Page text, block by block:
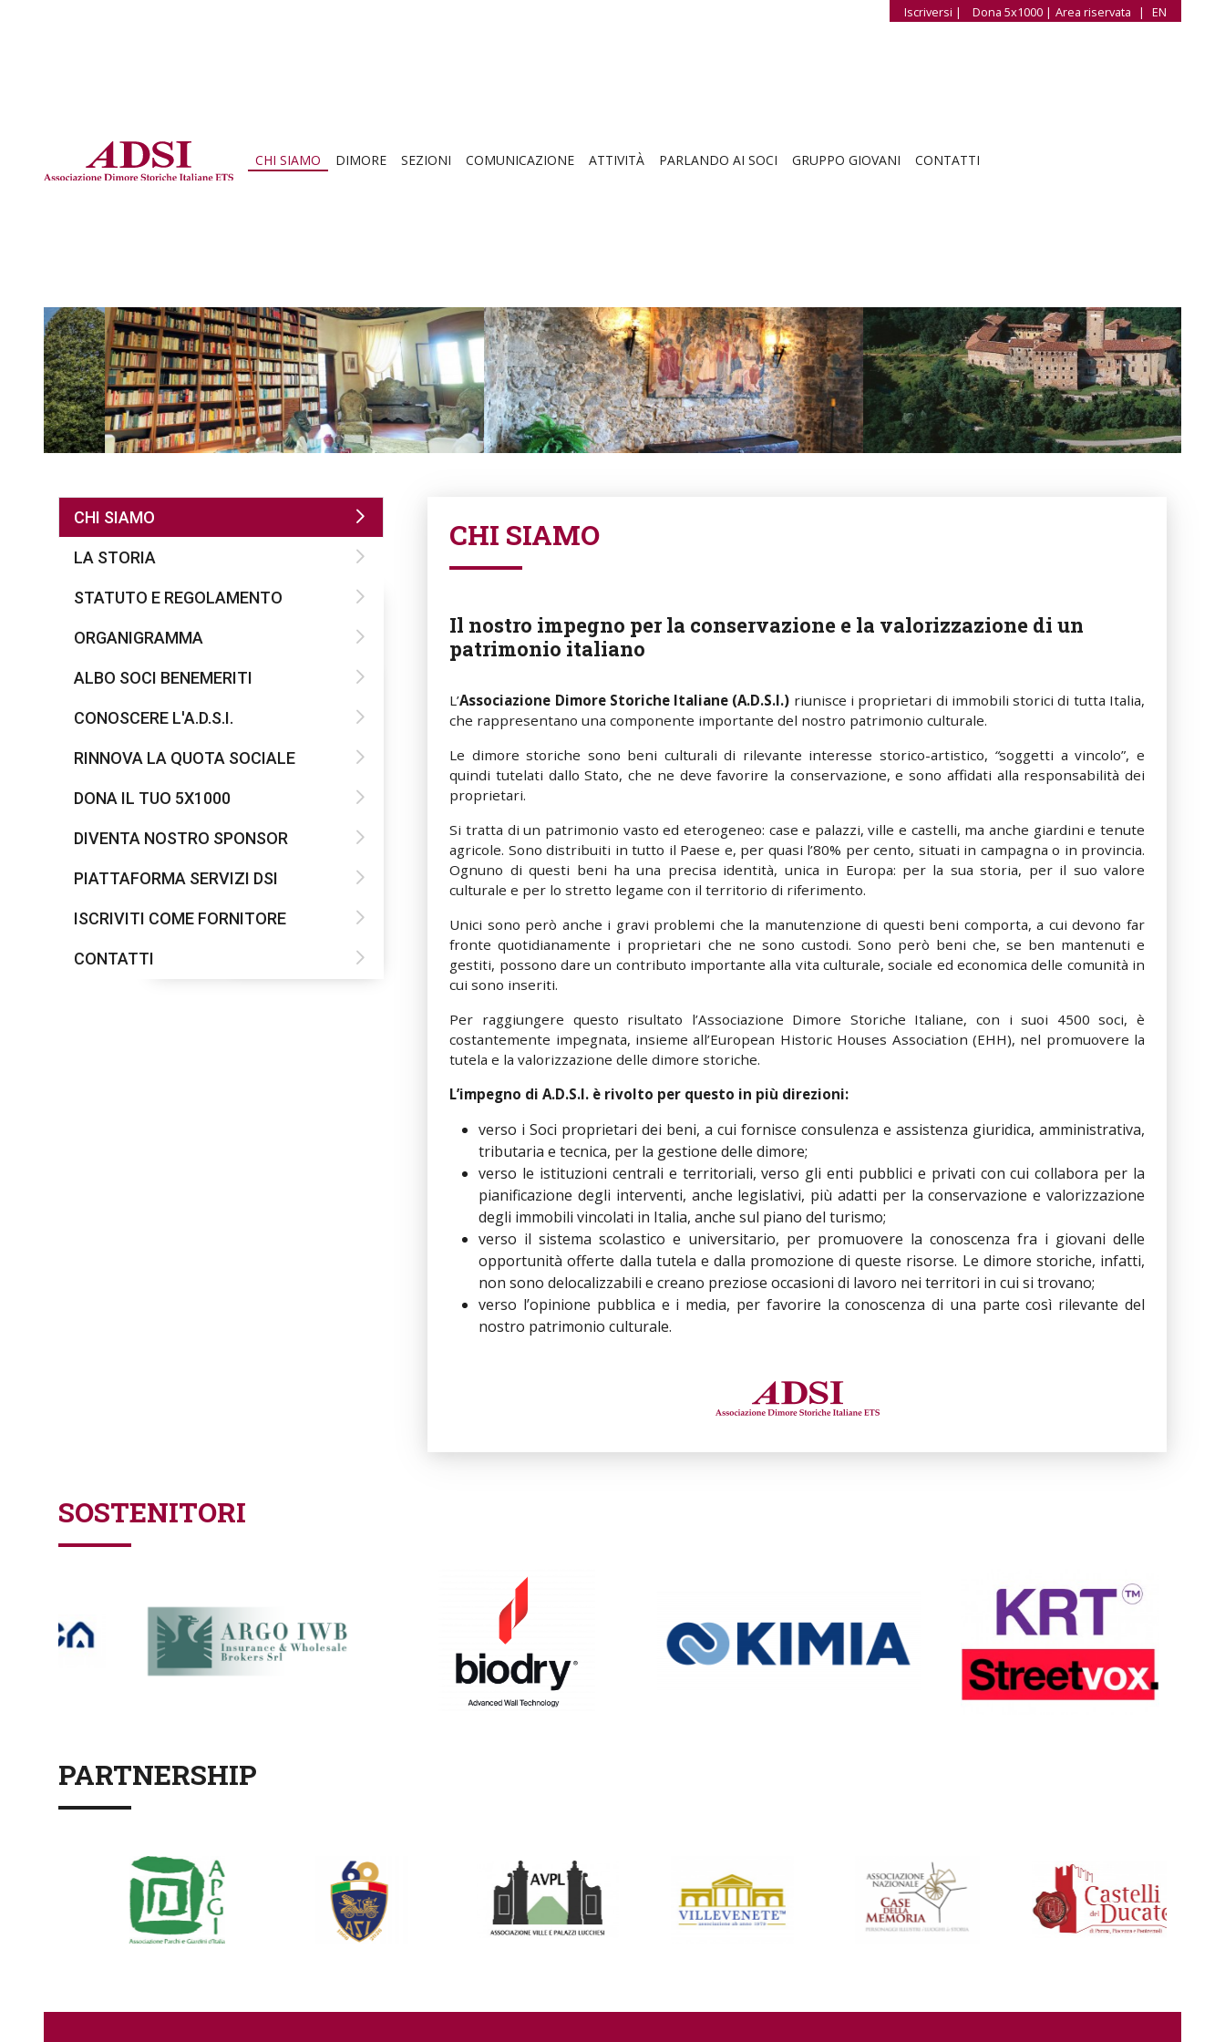
Iscriversi | Dona 5x1000 | Area riservata | EN
CHI SIAMO DIMORE SEZIONI COMUNICAZIONE ATTIVITÀ PARLANDO AI SOCI GRUPPO GIOVANI CONTATTI
CHI SIAMO
LA STORIA
STATUTO E REGOLAMENTO
ORGANIGRAMMA
ALBO SOCI BENEMERITI
CONOSCERE L'A.D.S.I.
RINNOVA LA QUOTA SOCIALE
DONA IL TUO 5X1000
DIVENTA NOSTRO SPONSOR
PIATTAFORMA SERVIZI DSI
ISCRIVITI COME FORNITORE
CONTATTI
CHI SIAMO
Il nostro impegno per la conservazione e la valorizzazione di un
patrimonio italiano
L’Associazione Dimore Storiche Italiane (A.D.S.I.) riunisce i proprietari di immobili storici di tutta Italia,
che rappresentano una componente importante del nostro patrimonio culturale.
Le dimore storiche sono beni culturali di rilevante interesse storico-artistico, “soggetti a vincolo”, e
quindi tutelati dallo Stato, che ne deve favorire la conservazione, e sono affidati alla responsabilità dei
proprietari.
Si tratta di un patrimonio vasto ed eterogeneo: case e palazzi, ville e castelli, ma anche giardini e tenute
agricole. Sono distribuiti in tutto il Paese e, per quasi l’80% per cento, situati in campagna o in provincia.
Ognuno di questi beni ha una precisa identità, unica in Europa: per la sua storia, per il suo valore
culturale e per lo stretto legame con il territorio di riferimento.
Unici sono però anche i gravi problemi che la manutenzione di questi beni comporta, a cui devono far
fronte quotidianamente i proprietari che ne sono custodi. Sono però beni che, se ben mantenuti e
gestiti, possono dare un contributo importante alla vita culturale, sociale ed economica delle comunità in
cui sono inseriti.
Per raggiungere questo risultato l’Associazione Dimore Storiche Italiane, con i suoi 4500 soci, è
costantemente impegnata, insieme all’European Historic Houses Association (EHH), nel promuovere la
tutela e la valorizzazione delle dimore storiche.
L’impegno di A.D.S.I. è rivolto per questo in più direzioni:
verso i Soci proprietari dei beni, a cui fornisce consulenza e assistenza giuridica, amministrativa,
tributaria e tecnica, per la gestione delle dimore;
verso le istituzioni centrali e territoriali, verso gli enti pubblici e privati con cui collabora per la
pianificazione degli interventi, anche legislativi, più adatti per la conservazione e valorizzazione
degli immobili vincolati in Italia, anche sul piano del turismo;
verso il sistema scolastico e universitario, per promuovere la conoscenza fra i giovani delle
opportunità offerte dalla tutela e dalla promozione di queste risorse. Le dimore storiche, infatti,
non sono delocalizzabili e creano preziose occasioni di lavoro nei territori in cui si trovano;
verso l’opinione pubblica e i media, per favorire la conoscenza di una parte così rilevante del
nostro patrimonio culturale.
SOSTENITORI
PARTNERSHIP